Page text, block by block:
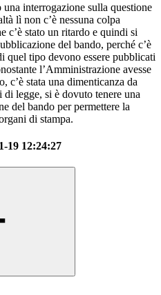
interrogazione sulla questione
lì non c’è nessuna colpa
c’è stato un ritardo e quindi si
del bando, perché c’è
quel tipo devono essere pubblicati
l’Amministrazione avesse
c’è stata una dimenticanza da
legge, si è dovuto tenere una
del bando per permettere la
di stampa.
19 12:24:27